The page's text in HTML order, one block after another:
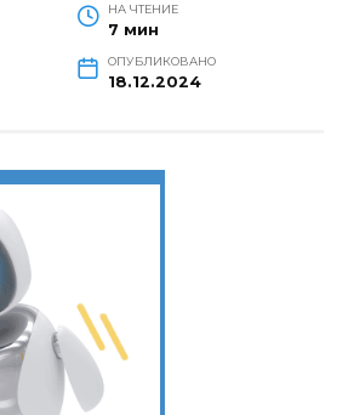
НА ЧТЕНИЕ
7 мин
ОПУБЛИКОВАНО
18.12.2024